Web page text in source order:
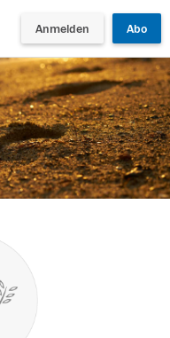
Anmelden Abo